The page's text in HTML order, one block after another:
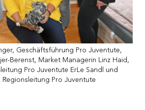
Fakten
Antworten zur Bewerbung
Geschäftsführung Pro Juventute,
Berenst, Market Managerin Linz Haid,
Pro Juventute ErLe Sandl und
Regionsleitung Pro Juventute